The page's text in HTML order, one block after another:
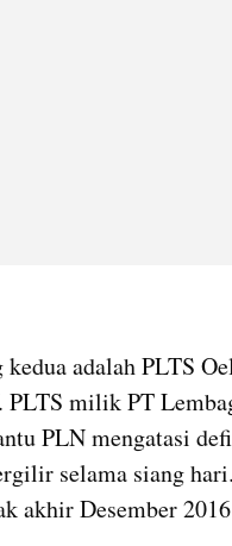
adalah PLTS
PLTS milik PT
PLN mengatasi
selama siang
akhir Desember